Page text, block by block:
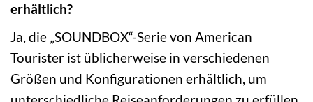
erhältlich?
Ja, die „SOUNDBOX“-Serie von American
Tourister ist üblicherweise in verschiedenen
Größen und Konfigurationen erhältlich, um